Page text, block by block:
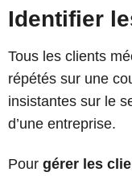
Identifier
Tous les clients
répétés sur une
insistantes sur le
d’une entreprise.
Pour gérer les